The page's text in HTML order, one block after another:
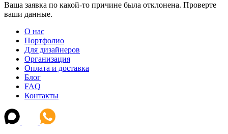
Ваша заявка по какой-то причине была отклонена. Проверте
ваши данные.
О нас
Портфолио
Для дизайнеров
Организация
Оплата и доставка
Блог
FAQ
Контакты